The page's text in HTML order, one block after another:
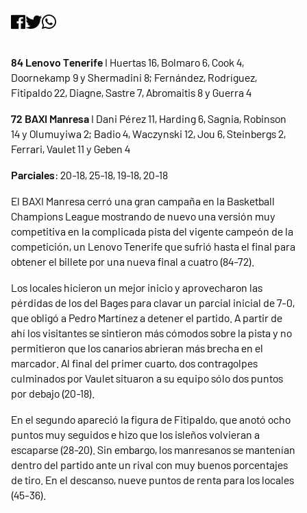
84 Lenovo Tenerife I Huertas 16, Bolmaro 6, Cook 4,
Doornekamp 9 y Shermadini 8; Fernández, Rodríguez,
Fitipaldo 22, Diagne, Sastre 7, Abromaitis 8 y Guerra 4
72 BAXI Manresa I Dani Pérez 11, Harding 6, Sagnia, Robinson
14 y Olumuyiwa 2; Badio 4, Waczynski 12, Jou 6, Steinbergs 2,
Ferrari, Vaulet 11 y Geben 4
Parciales: 20-18, 25-18, 19-18, 20-18
El BAXI Manresa cerró una gran campaña en la Basketball
Champions League mostrando de nuevo una versión muy
competitiva en la complicada pista del vigente campeón de la
competición, un Lenovo Tenerife que sufrió hasta el final para
obtener el billete por una nueva final a cuatro (84-72).
Los locales hicieron un mejor inicio y aprovecharon las
pérdidas de los del Bages para clavar un parcial inicial de 7-0,
que obligó a Pedro Martínez a detener el partido. A partir de
ahí los visitantes se sintieron más cómodos sobre la pista y no
permitieron que los canarios abrieran más brecha en el
marcador. Al final del primer cuarto, dos contragolpes
culminados por Vaulet situaron a su equipo sólo dos puntos
por debajo (20-18).
En el segundo apareció la figura de Fitipaldo, que anotó ocho
puntos muy seguidos e hizo que los isleños volvieran a
escaparse (28-20). Sin embargo, los manresanos se mantenían
dentro del partido ante un rival con muy buenos porcentajes
de tiro. En el descanso, nueve puntos de renta para los locales
(45-36).